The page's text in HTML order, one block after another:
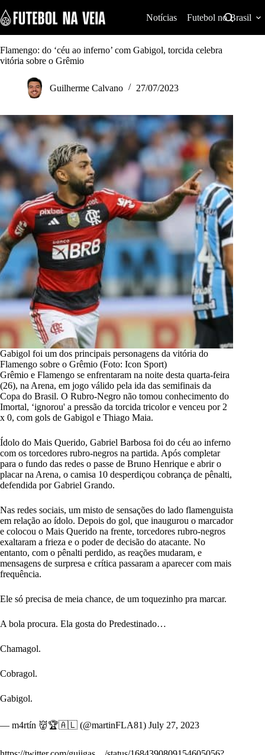
k
i
p
t
o
n
t
Notícias Futebol no Brasil
Flamengo: do ‘céu ao inferno’ com Gabigol, torcida celebra
vitória sobre o Grêmio
Guilherme Calvano 27/07/2023
Gabigol foi um dos principais personagens da vitória do
Flamengo sobre o Grêmio (Foto: Icon Sport)
Grêmio e Flamengo se enfrentaram na noite desta quarta-feira
(26), na Arena, em jogo válido pela ida das semifinais da
Copa do Brasil. O Rubro-Negro não tomou conhecimento do
Imortal, ‘ignorou' a pressão da torcida tricolor e venceu por 2
x 0, com gols de Gabigol e Thiago Maia.
Ídolo do Mais Querido, Gabriel Barbosa foi do céu ao inferno
com os torcedores rubro-negros na partida. Após completar
para o fundo das redes o passe de Bruno Henrique e abrir o
placar na Arena, o camisa 10 desperdiçou cobrança de pênalti,
defendida por Gabriel Grando.
Nas redes sociais, um misto de sensações do lado flamenguista
em relação ao ídolo. Depois do gol, que inaugurou o marcador
e colocou o Mais Querido na frente, torcedores rubro-negros
exaltaram a frieza e o poder de decisão do atacante. No
entanto, com o pênalti perdido, as reações mudaram, e
mensagens de surpresa e crítica passaram a aparecer com mais
frequência.
Ele só precisa de meia chance, de um toquezinho pra marcar.
A bola procura. Ela gosta do Predestinado…
Chamagol.
Cobragol.
Gabigol.
— m4rtín 👹🏆🇦🇱 (@martinFLA81) July 27, 2023